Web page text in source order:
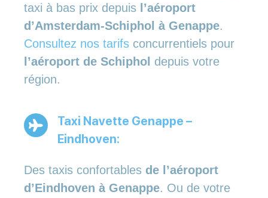
taxi à bas prix depuis l’aéroport
d’Amsterdam-Schiphol à Genappe.
Consultez nos tarifs concurrentiels pour
l’aéroport de Schiphol depuis votre
région.
Taxi Navette Genappe –
Eindhoven:
Des taxis confortables de l’aéroport
d’Eindhoven à Genappe. Ou de votre